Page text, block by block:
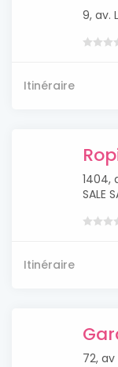
9, av.
Itinéraire
1404,
SALE
Itinéraire
72, av